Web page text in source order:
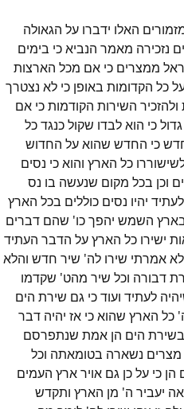
האלו ידברו על הגאולה
נזכירה מאמר הנביא כי בימים
ממצרים כי אם מכל הארצות
כל הקדומות באופן כי לא נצטרך
השירות הקודמות כי אם
כי הוא לבדו שקול כנגד כל
כי החדש שהוא על החדוש
כל הארץ והוא כי נסים
וכן בכל מקום שנעשה בו נס
יהיו נסים כוללים בכל הארץ
השמש יהפך כו' שהם דברים
ישירו כל הארץ על הדבר העתיד
אמרתי שירו לה' שיר חדש והלא
דבורה וכל שיר מהט' שקדמו
לעתיד ועוד כי גם שירת הים
כל הארץ שהוא כי אז יהיה דבר
בשירת הים הן אמת שנתפרסם
נשארה בטומאתה וכל
כי על כן גם אויר ארץ העמים
יעביר ה' מן הארץ ותקדש